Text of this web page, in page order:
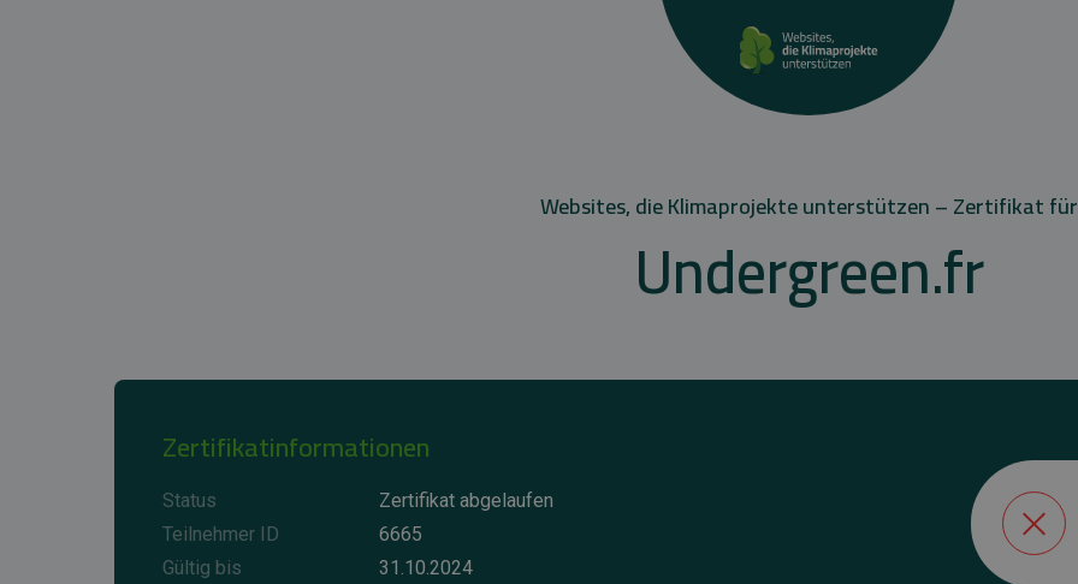
Websites, die Klimaprojekte unterstützen – Zertifikat für
Undergreen.fr
Zertifikatinformationen
Status
Zertifikat abgelaufen
Teilnehmer ID
6665
Gültig bis
31.10.2024